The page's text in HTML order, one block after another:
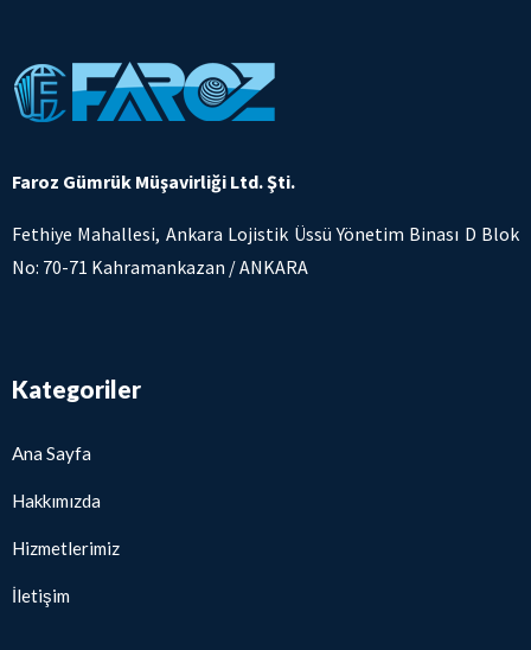
Faroz Gümrük Müşavirliği Ltd. Şti.
Fethiye Mahallesi, Ankara Lojistik Üssü Yönetim Binası D Blok
No: 70-71 Kahramankazan / ANKARA
Kategoriler
Ana Sayfa
Hakkımızda
Hizmetlerimiz
İletişim